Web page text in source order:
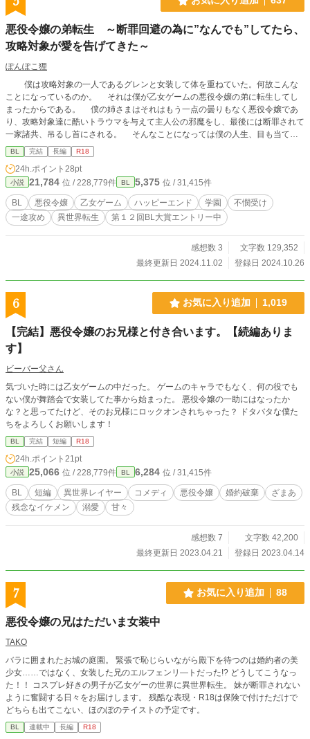
悪役令嬢の弟転生 ～断罪回避の為に”なんでも”してたら、
攻略対象が愛を告げてきた～
ぽんぽこ狸
ことになっているのか。 それは僕が乙女ゲームの悪役令嬢の弟に転生してし
まったからである。 僕の姉さまはそれはもう一点の曇りもなく悪役令嬢であ
り、攻略対象達に酷いトラウマを与えて主人公の邪魔をし、最後には断罪されて
一家諸共、吊るし首にされる。 そんなことになっては僕の人生、目も当てら
れない。 だから姉さまのせいで女嫌いになってしまったグレンには、すんな
り主人公とくっついて貰うために絶賛こうして治療中だし、他にもたくさん破滅
を回避するために行動している。 多分そのせいで原作は崩壊してるけど、知
ったことでは無いのだ！ そんなわけでもうすぐ始まるシナリオに怯えながら
も、今日もグレンと無機質な行為をするのだった。 書き忘れていましたが、B
L大賞に応募しています！ ぽちっと投票していただけますと大変うれしいで
す。
BL 完結 長編 R18
24h.ポイント 28pt
小説 21,784 位 / 228,779件 BL 5,375 位 / 31,415件
BL 悪役令嬢 乙女ゲーム ハッピーエンド 学園
不憫受け
一途攻め
異世界転生 第１２回BL大賞エントリー中
感想数 3
文字数 129,352
最終更新日 2024.11.02
登録日 2024.10.26
6 お気に入り追加 1,019
【完結】悪役令嬢のお兄様と付き合います。【続編ありま
す】
ビーバー父さん
気づいた時には乙女ゲームの中だった。 ゲームのキャラでもなく、何の役でも
ない僕が舞踏会で女装してた事から始まった。 悪役令嬢の一助にはなったか
な？と思ってたけど、そのお兄様にロックオンされちゃった？ ドタバタな僕た
ちをよろしくお願いします！
BL 完結 短編 R18
24h.ポイント 21pt
小説 25,066 位 / 228,779件 BL 6,284 位 / 31,415件
BL 短編 異世界レイヤー コメディ 悪役令嬢 婚約破棄
ざまあ
残念なイケメン
溺愛 甘々
感想数 7
文字数 42,200
最終更新日 2023.04.21
登録日 2023.04.14
7 お気に入り追加 88
悪役令嬢の兄はただいま女装中
TAKO
バラに囲まれたお城の庭園。 緊張で恥じらいながら殿下を待つのは婚約者の美
少女……ではなく、女装した兄のエルフェンリ―トだった!? どうしてこうなっ
た！！ コスプレ好きの男子が乙女ゲーの世界に異世界転生。 妹が断罪されない
ように奮闘する日々をお届けします。 残酷な表現・R18は保険で付けただけで
どちらも出てこない、ほのぼのテイストの予定です。
BL 連載中 長編 R18